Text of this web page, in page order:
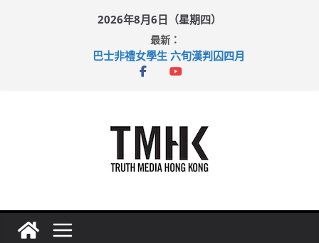
2026年8月6日（星期四）
最新：
巴士非禮女學生 六旬漢判囚四月
涉造假公屋富戶申報表 倉管員准保釋候訊